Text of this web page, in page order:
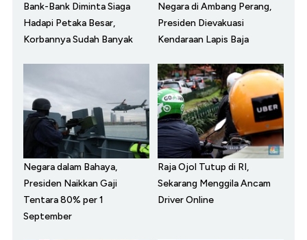
Bank-Bank Diminta Siaga
Hadapi Petaka Besar,
Korbannya Sudah Banyak
Negara di Ambang Perang,
Presiden Dievakuasi
Kendaraan Lapis Baja
Negara dalam Bahaya,
Presiden Naikkan Gaji
Tentara 80% per 1
September
Raja Ojol Tutup di RI,
Sekarang Menggila Ancam
Driver Online